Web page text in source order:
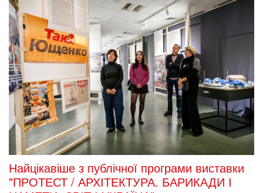
Найцікавіше з публічної програми виставки
"ПРОТЕСТ / АРХІТЕКТУРА. БАРИКАДИ І